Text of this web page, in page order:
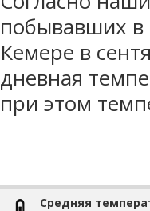
побывавших в
Кемере в
дневная
при этом
Средняя